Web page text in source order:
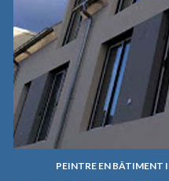
PEINTRE EN BÂTIMENT